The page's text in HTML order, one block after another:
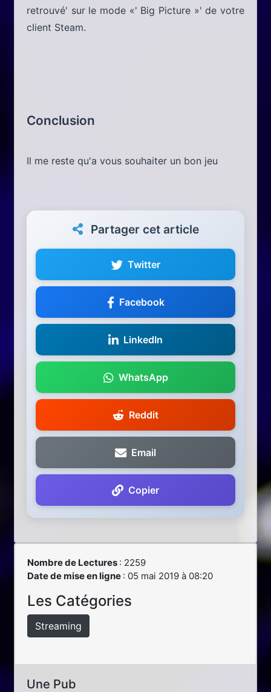
retrouvé' sur le mode «' Big Picture »' de votre
client Steam.
Conclusion
Il me reste qu'a vous souhaiter un bon jeu
Partager cet article
Twitter
Facebook
LinkedIn
WhatsApp
Reddit
Email
Copier
Nombre de Lectures : 2259
Date de mise en ligne : 05 mai 2019 à 08:20
Les Catégories
Streaming
Une Pub